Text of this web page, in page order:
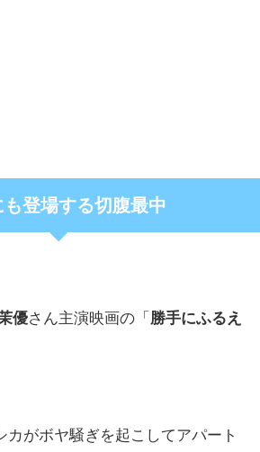
登場する切腹最中
優さん主演映画の「勝手にふるえ
カがボヤ騒ぎを起こしてアパート